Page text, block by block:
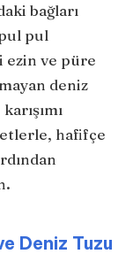
bağları
pul
ezin ve püre
deniz
hafifçe
Deniz Tuzu